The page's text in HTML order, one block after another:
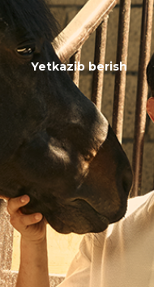
Yetkazib berish